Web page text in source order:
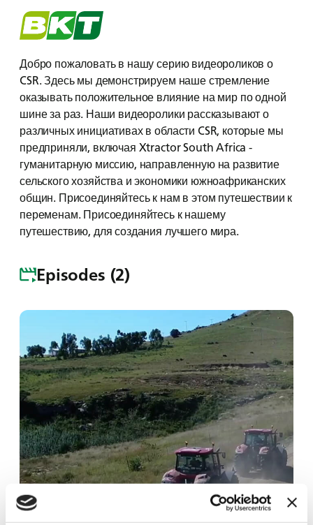
Добро пожаловать в нашу серию видеороликов о
CSR. Здесь мы демонстрируем наше стремление
оказывать положительное влияние на мир по одной
шине за раз. Наши видеоролики рассказывают о
различных инициативах в области CSR, которые мы
предприняли, включая Xtractor South Africa -
гуманитарную миссию, направленную на развитие
сельского хозяйства и экономики южноафриканских
общин. Присоединяйтесь к нам в этом путешествии к
переменам. Присоединяйтесь к нашему
путешествию, для создания лучшего мира.
Episodes (2)